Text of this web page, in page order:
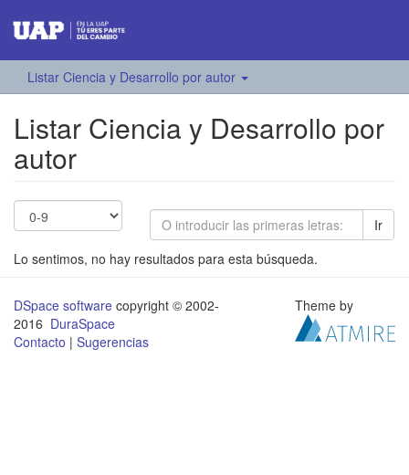
Listar Ciencia y Desarrollo por autor
Listar Ciencia y Desarrollo por
autor
Ir
Lo sentimos, no hay resultados para esta búsqueda.
DSpace software copyright © 2002-
2016 DuraSpace
Contacto | Sugerencias
Theme by